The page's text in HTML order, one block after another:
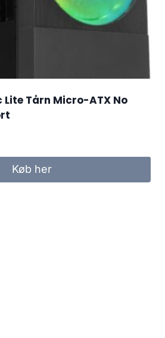
Tårn Micro-ATX No
Køb her